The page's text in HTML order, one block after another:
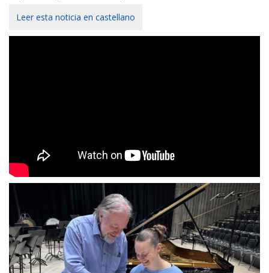
Leer esta noticia en castellano